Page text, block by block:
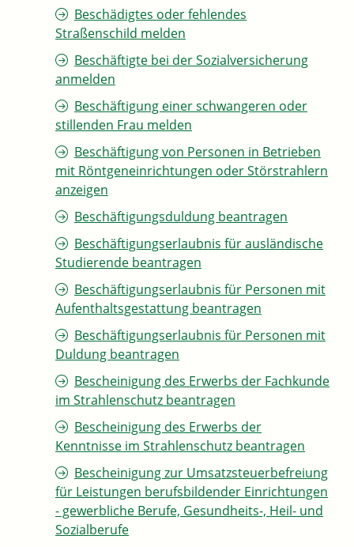
Beschädigtes oder fehlendes
Straßenschild melden
Beschäftigte bei der Sozialversicherung
anmelden
Beschäftigung einer schwangeren oder
stillenden Frau melden
Beschäftigung von Personen in Betrieben
mit Röntgeneinrichtungen oder Störstrahlern
anzeigen
Beschäftigungsduldung beantragen
Beschäftigungserlaubnis für ausländische
Studierende beantragen
Beschäftigungserlaubnis für Personen mit
Aufenthaltsgestattung beantragen
Beschäftigungserlaubnis für Personen mit
Duldung beantragen
Bescheinigung des Erwerbs der Fachkunde
im Strahlenschutz beantragen
Bescheinigung des Erwerbs der
Kenntnisse im Strahlenschutz beantragen
Bescheinigung zur Umsatzsteuerbefreiung
für Leistungen berufsbildender Einrichtungen
- gewerbliche Berufe, Gesundheits-, Heil- und
Sozialberufe